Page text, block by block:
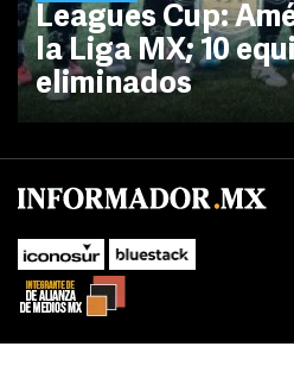
Leagues Cup:
la Liga MX; 10
eliminados